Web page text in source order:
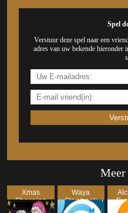
Spel
Verstuur deze spel naar een
adres van uw bekende hieronder
Meer
Xmas
Shopping
Waya
Storybook